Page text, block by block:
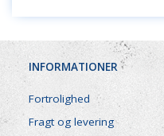
INFORMATIONER
Fortrolighed
Fragt og levering